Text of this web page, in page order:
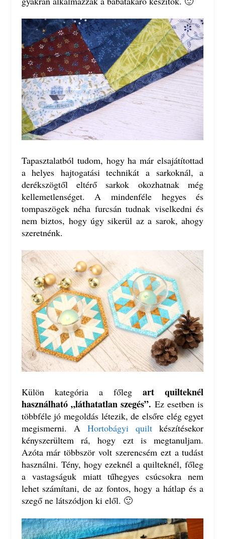
Tapasztalatból tudom, hogy ha már elsajátítottad
a helyes hajtogatási technikát a sarkoknál, a
derékszögtől eltérő sarkok okozhatnak még
kellemetlenséget. A mindenféle hegyes és
tompaszögek néha furcsán tudnak viselkedni és
nem biztos, hogy úgy sikerül az a sarok, ahogy
szeretnénk.
Külön kategória a főleg art quilteknél
használható „láthatatlan szegés”. Ez esetben is
többféle jó megoldás létezik, de elsőre elég egyet
megismerni. A Hortobágyi quilt készítésekor
kényszerültem rá, hogy ezt is megtanuljam.
Azóta már többször volt szerencsém ezt a tudást
használni. Tény, hogy ezeknél a quilteknél, főleg
a vastagságuk miatt tűhegyes csúcsokra nem
lehet számítani, de az fontos, hogy a hátlap és a
szegő ne látszódjon ki elől. 🙂